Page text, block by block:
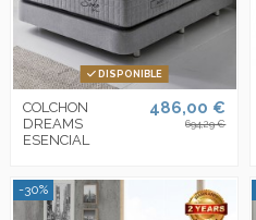
DISPONIBLE
COLCHON
DREAMS
ESENCIAL
486,00 €
694,29 €
-30%